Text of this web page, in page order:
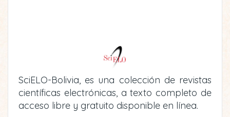
SciELO-Bolivia, es una colección de revistas
científicas electrónicas, a texto completo de
acceso libre y gratuito disponible en línea.